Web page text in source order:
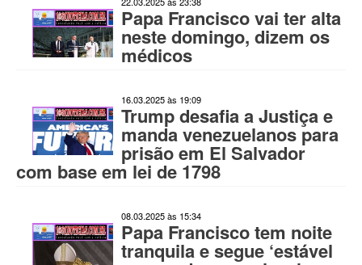
Papa Francisco vai ter alta
neste domingo, dizem os
médicos
16.03.2025 às 19:09
Trump desafia a Justiça e
manda venezuelanos para
prisão em El Salvador
com base em lei de 1798
08.03.2025 às 15:34
Papa Francisco tem noite
tranquila e segue ‘estável